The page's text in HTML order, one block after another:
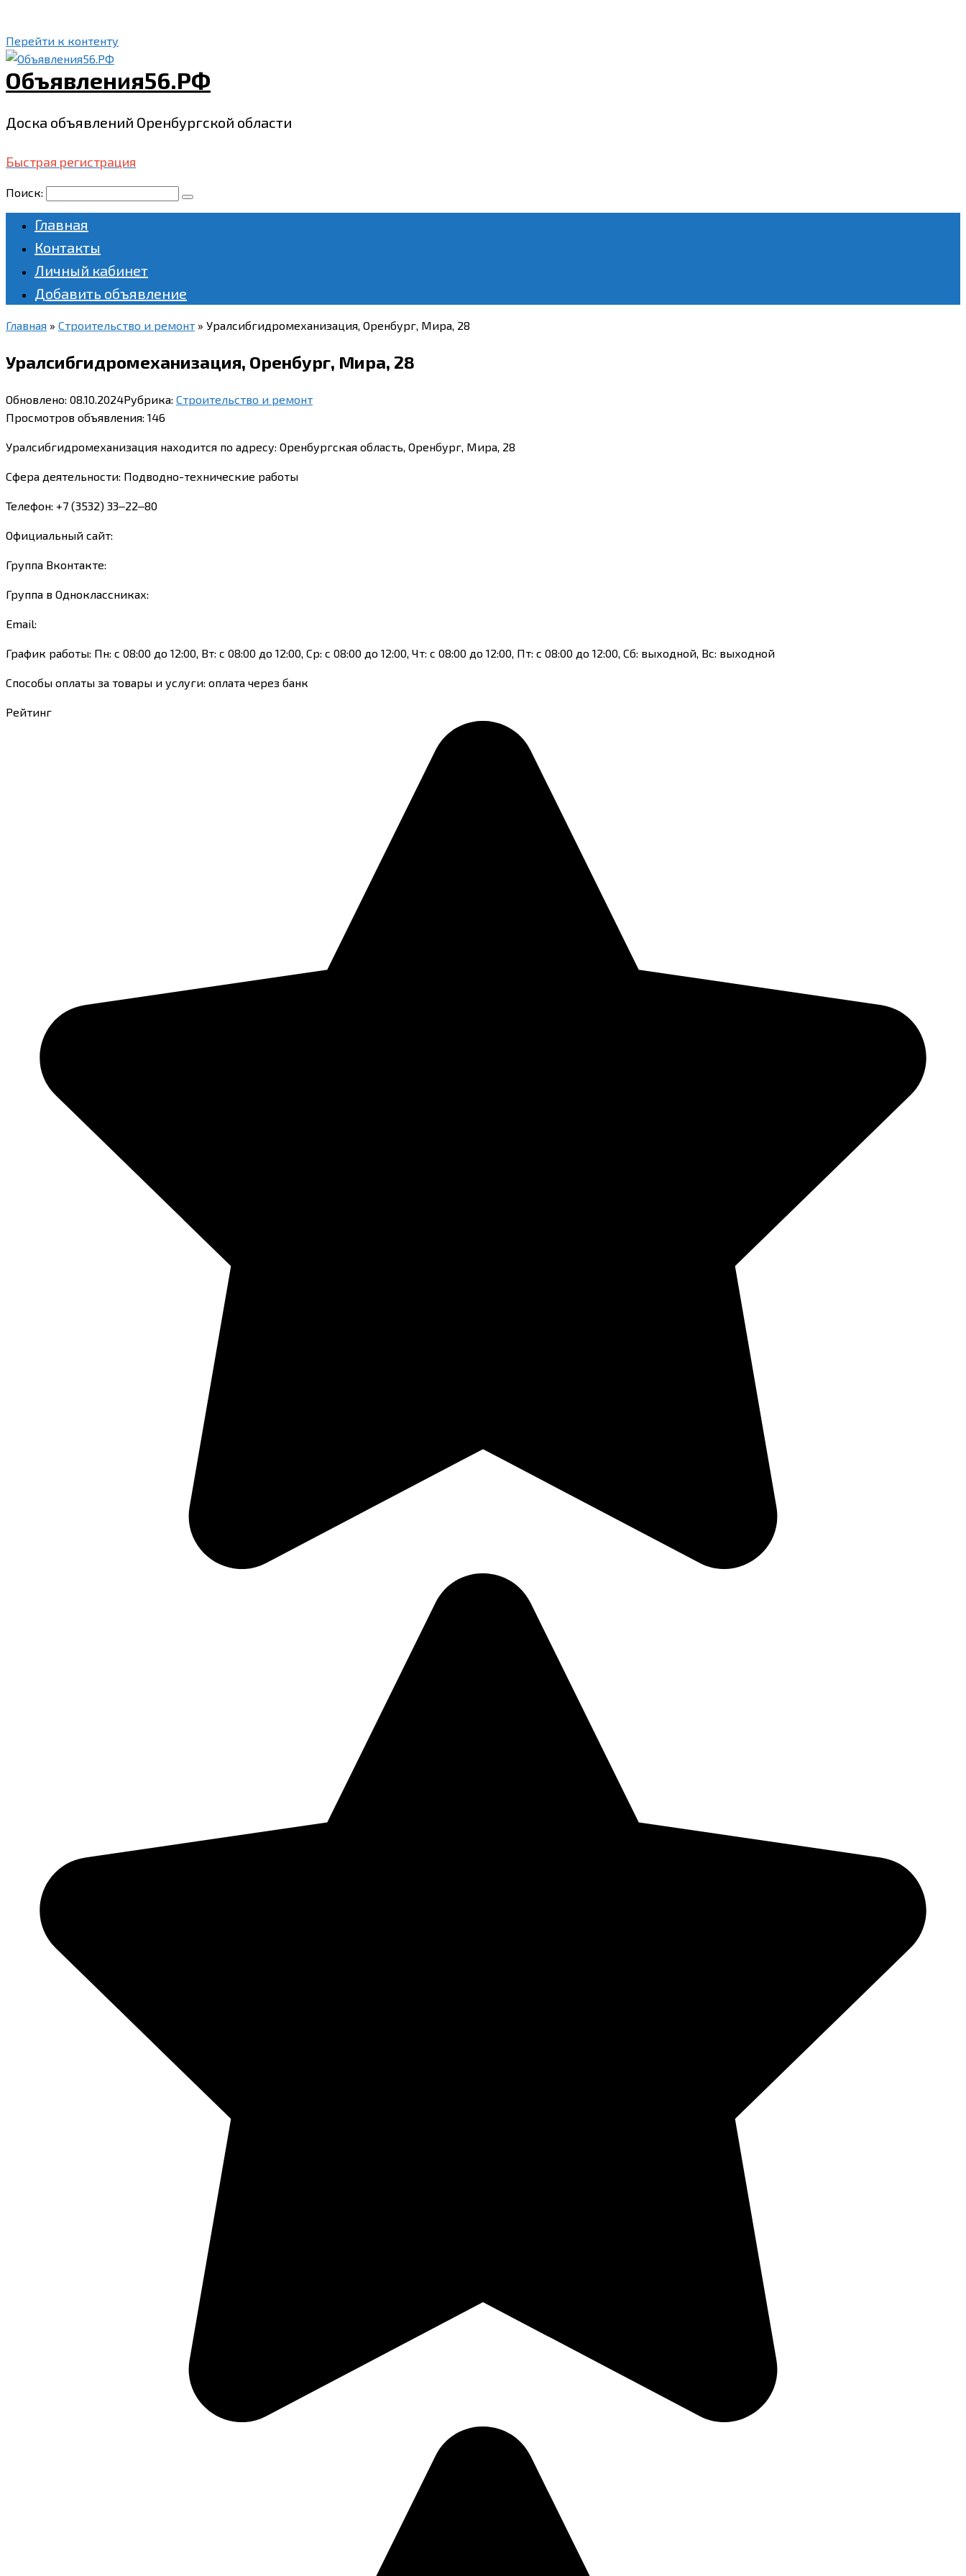
Перейти к контенту
Объявления56.РФ
Доска объявлений Оренбургской области
Быстрая регистрация
Поиск:
Главная
Контакты
Личный кабинет
Добавить объявление
Главная » Строительство и ремонт » Уралсибгидромеханизация, Оренбург, Мира, 28
Уралсибгидромеханизация, Оренбург, Мира, 28
Обновлено: 08.10.2024Рубрика: Строительство и ремонт
Просмотров объявления: 146
Уралсибгидромеханизация находится по адресу: Оренбургская область, Оренбург, Мира, 28
Сфера деятельности: Подводно-технические работы
Телефон: +7 (3532) 33‒22‒80
Официальный сайт:
Группа Вконтакте:
Группа в Одноклассниках:
Email:
График работы: Пн: с 08:00 до 12:00, Вт: с 08:00 до 12:00, Ср: с 08:00 до 12:00, Чт: с 08:00 до 12:00, Пт: с 08:00 до 12:00, Сб: выходной, Вс: выходной
Способы оплаты за товары и услуги: оплата через банк
Рейтинг